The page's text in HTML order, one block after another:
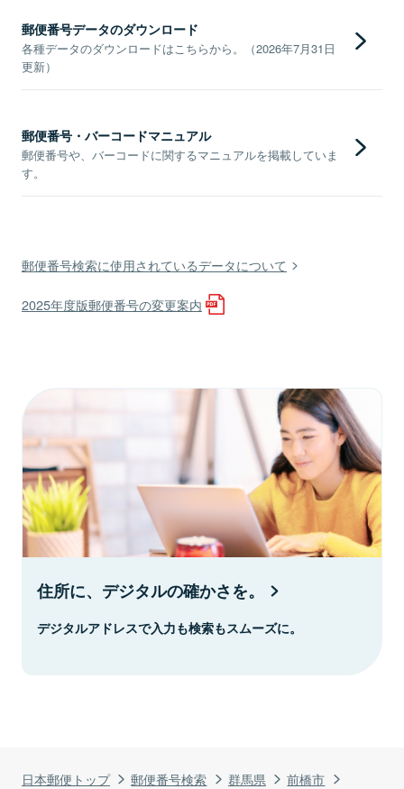
日本郵便トップ 郵便番号検索 群馬県
前橋市
郵便番号データのダウンロード
各種データのダウンロードはこちらから。（2026年7月31日
更新）
郵便番号・バーコードマニュアル
郵便番号や、バーコードに関するマニュアルを掲載していま
す。
郵便番号検索に使用されているデータについて
2025年度版郵便番号の変更案内
住所に、デジタルの確かさを。
デジタルアドレスで入力も検索もスムーズに。